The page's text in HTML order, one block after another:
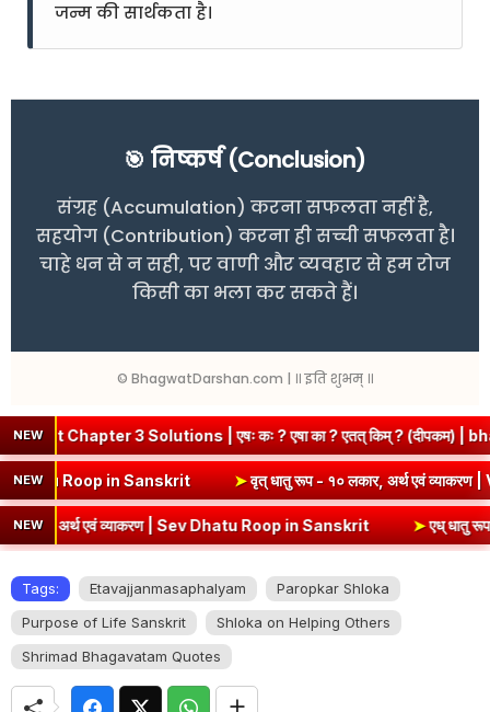
जन्म की सार्थकता है।
🎯 निष्कर्ष (Conclusion)
संग्रह (Accumulation) करना सफलता नहीं है,
सहयोग (Contribution) करना ही सच्ची सफलता है।
चाहे धन से न सही, पर वाणी और व्यवहार से हम रोज
किसी का भला कर सकते हैं।
© BhagwatDarshan.com | ॥ इति शुभम् ॥
NEW
3 Solutions | एषः कः ? एषा का ? एतत् किम् ? (दीपकम) |
NEW
एवं व्याकरण | Kri Dhatu Roop in Sanskrit ➤वृत् धातु रूप - १० लकार,
NEW
एवं व्याकरण | Sev Dhatu Roop in Sanskrit ➤एध् धातु रूप - १०
Tags: Etavajjanmasaphalyam
Paropkar Shloka
Purpose of Life Sanskrit
Shloka on Helping Others
Shrimad Bhagavatam Quotes